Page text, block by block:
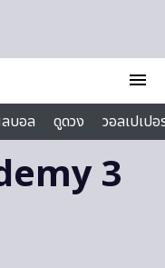
menu
บอล ดูดวง
วอลเปเป
3